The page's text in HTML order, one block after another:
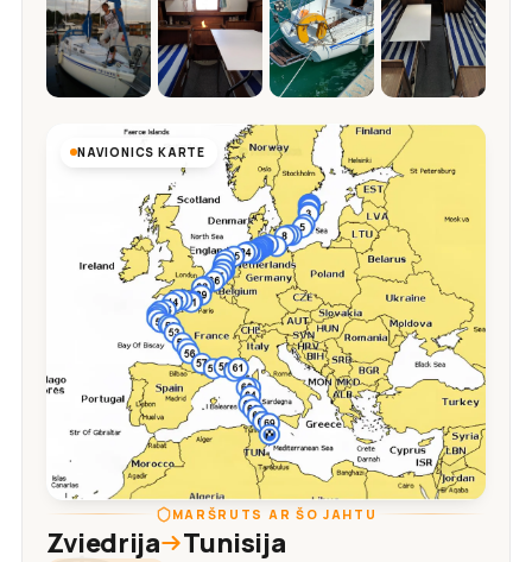
NAVIONICS KARTE
MARŠRUTS AR ŠO JAHTU
Zviedrija Tunisija